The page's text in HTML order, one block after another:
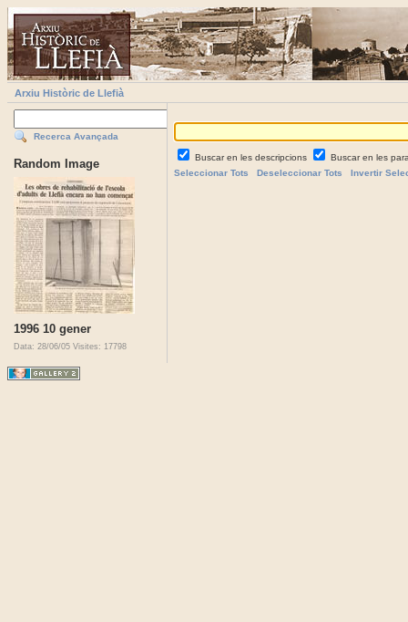
Arxiu Històric de Llefià
Recerca Avançada
Random Image
1996 10 gener
Data: 28/06/05 Visites: 17798
Buscar en les descripcions
Buscar en les
Seleccionar Tots
Deseleccionar Tots Invertir